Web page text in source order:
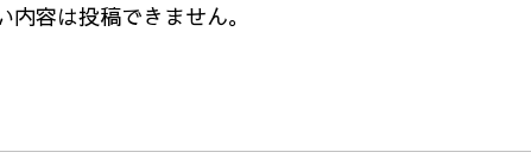
容は投稿できません。